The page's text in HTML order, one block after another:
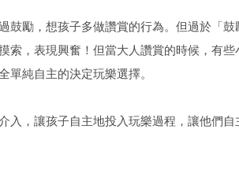
鼓勵，想孩子多做讚賞的行為。但過於「
索，表現興奮！但當大人讚賞的時候，有
單純自主的決定玩樂選擇。
入，讓孩子自主地投入玩樂過程，讓他們